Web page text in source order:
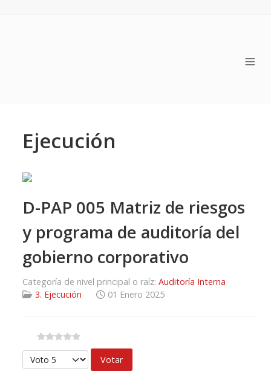
≡
Ejecución
D-PAP 005 Matriz de riesgos
y programa de auditoría del
gobierno corporativo
Categoría de nivel principal o raíz: Auditoría Interna
3. Ejecución
01 Enero 2025
Por favor, vote